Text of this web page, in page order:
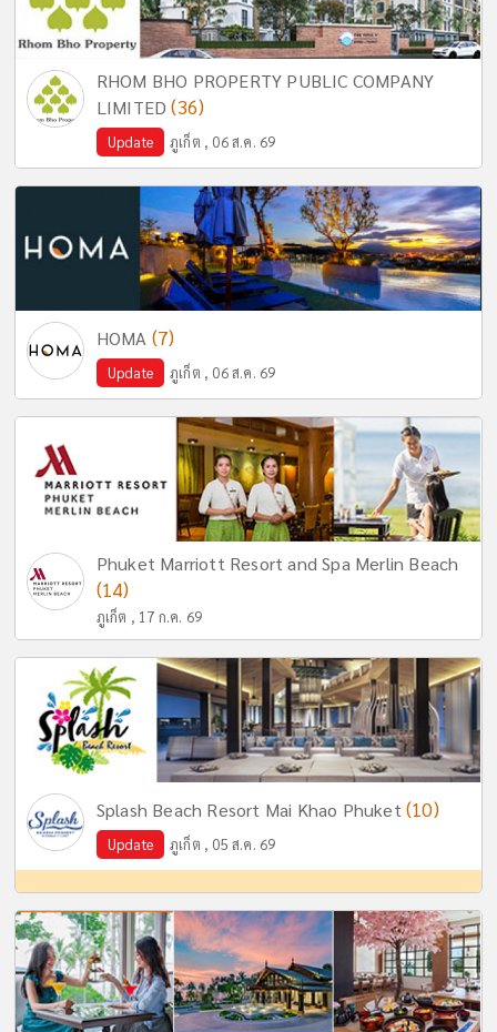
RHOM BHO PROPERTY PUBLIC COMPANY
LIMITED(36)
Update ภูเก็ต , 06 ส.ค. 69
HOMA (7)
Update ภูเก็ต , 06 ส.ค. 69
Phuket Marriott Resort and Spa Merlin Beach
(14)
ภูเก็ต , 17 ก.ค. 69
Splash Beach Resort Mai Khao Phuket (10)
Update ภูเก็ต , 05 ส.ค. 69